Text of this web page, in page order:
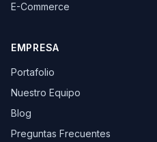
E-Commerce
EMPRESA
Portafolio
Nuestro Equipo
Blog
Preguntas Frecuentes